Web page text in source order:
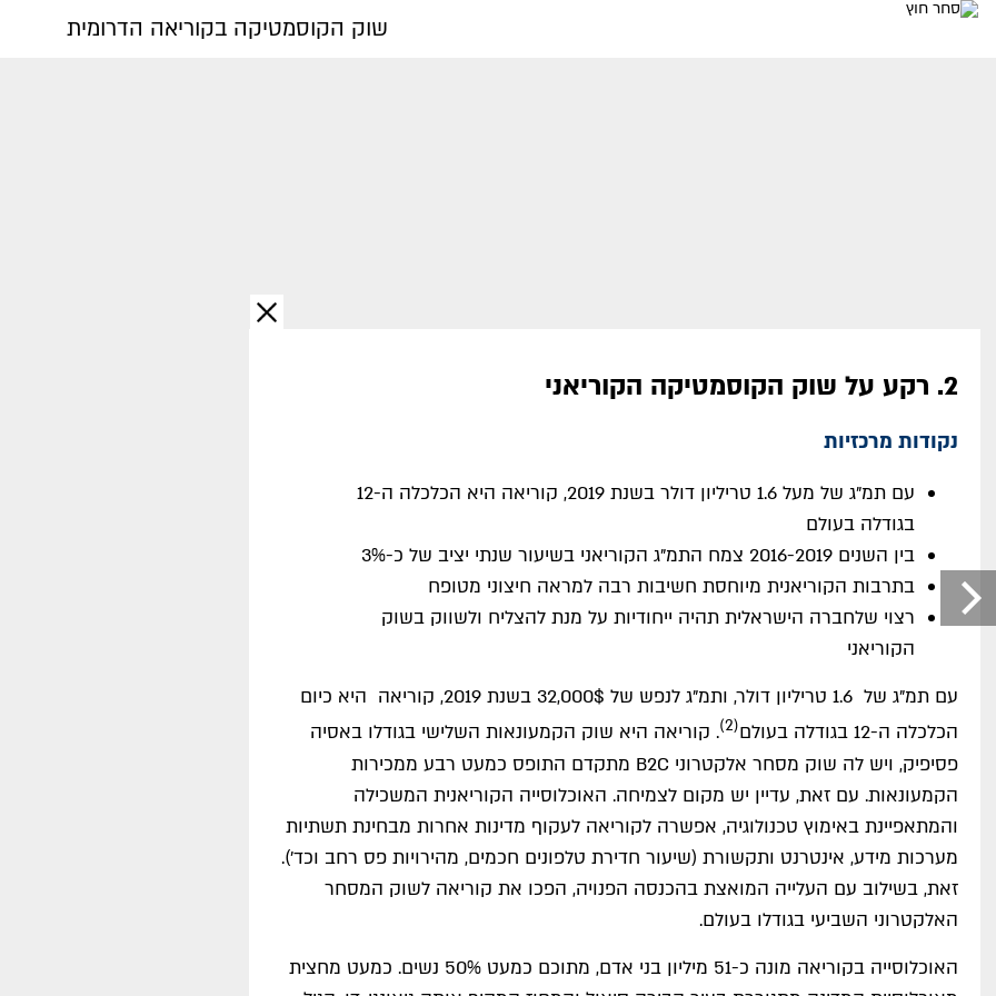
שוק הקוסמטיקה בקוריאה הדרומית
2. רקע על שוק הקוסמטיקה הקוריאני
נקודות מרכזיות
עם תמ"ג של מעל 1.6 טריליון דולר בשנת 2019, קוריאה היא הכלכלה ה-12
בגודלה בעולם
בין השנים 2016-2019 צמח התמ"ג הקוריאני בשיעור שנתי יציב של כ-3%
בתרבות הקוריאנית מיוחסת חשיבות רבה למראה חיצוני מטופח
רצוי שלחברה הישראלית תהיה ייחודיות על מנת להצליח ולשווק בשוק
הקוריאני
עם תמ"ג של 1.6 טריליון דולר, ותמ"ג לנפש של 32,000$ בשנת 2019, קוריאה היא כיום
הכלכלה ה-12 בגודלה בעולם
(2)
. קוריאה היא שוק הקמעונאות השלישי בגודלו באסיה
פסיפיק, ויש לה שוק מסחר אלקטרוני B2C מתקדם התופס כמעט רבע ממכירות
הקמעונאות. עם זאת, עדיין יש מקום לצמיחה. האוכלוסייה הקוריאנית המשכילה
והמתאפיינת באימוץ טכנולוגיה, אפשרה לקוריאה לעקוף מדינות אחרות מבחינת תשתיות
מערכות מידע, אינטרנט ותקשורת (שיעור חדירת טלפונים חכמים, מהירויות פס רחב וכד').
זאת, בשילוב עם העלייה המואצת בהכנסה הפנויה, הפכו את קוריאה לשוק המסחר
האלקטרוני השביעי בגודלו בעולם.
האוכלוסייה בקוריאה מונה כ-51 מיליון בני אדם, מתוכם כמעט 50% נשים. כמעט מחצית